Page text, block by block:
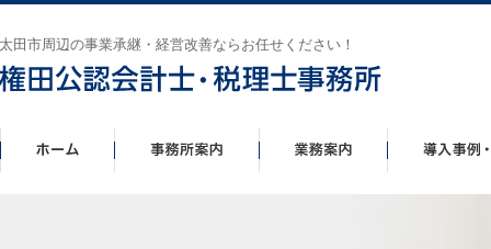
太田市周辺の事業承継・経営改善ならお任せください！